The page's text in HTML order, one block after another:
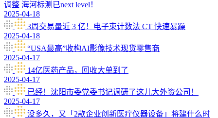
调整 海河标测已next level！
2025-04-18
3周交易量近 3 亿！电子束计数法 CT 快速暴躁
2025-04-18
“USA最高”收构AI影像技术现货零售商
2025-04-17
14亿医药产品，回收大单到了
2025-04-17
已经！沈阳市委党委书记调研了这儿大外资公司！
2025-04-17
没多久，又「2款企业创新医疔仪器设备」将建什么时